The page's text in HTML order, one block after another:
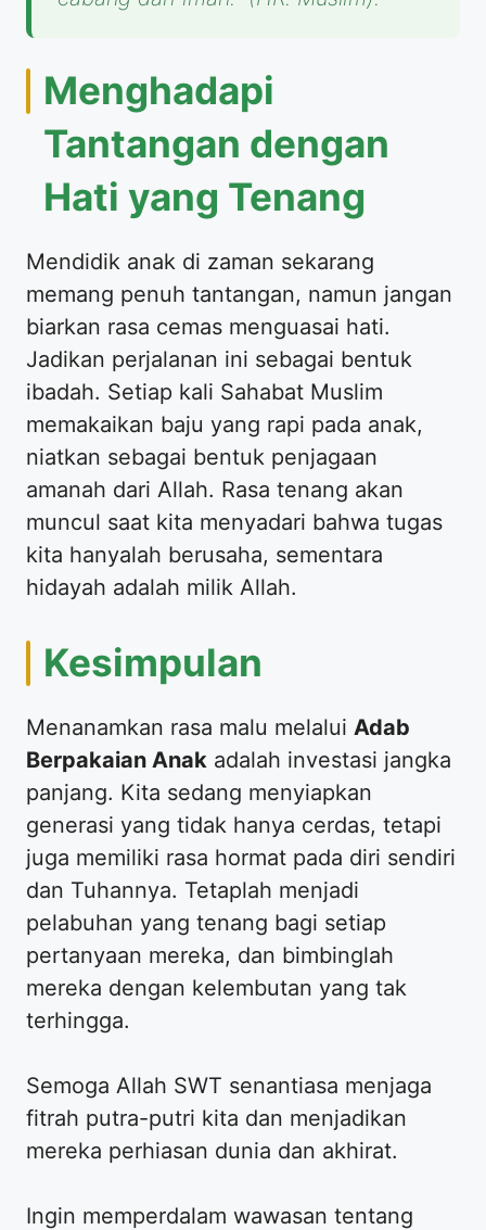
​Menghadapi
Tantangan dengan
Hati yang Tenang
​Mendidik anak di zaman sekarang
memang penuh tantangan, namun jangan
biarkan rasa cemas menguasai hati.
Jadikan perjalanan ini sebagai bentuk
ibadah. Setiap kali Sahabat Muslim
memakaikan baju yang rapi pada anak,
niatkan sebagai bentuk penjagaan
amanah dari Allah. Rasa tenang akan
muncul saat kita menyadari bahwa tugas
kita hanyalah berusaha, sementara
hidayah adalah milik Allah.
​Kesimpulan
​Menanamkan rasa malu melalui Adab
Berpakaian Anak adalah investasi jangka
panjang. Kita sedang menyiapkan
generasi yang tidak hanya cerdas, tetapi
juga memiliki rasa hormat pada diri sendiri
dan Tuhannya. Tetaplah menjadi
pelabuhan yang tenang bagi setiap
pertanyaan mereka, dan bimbinglah
mereka dengan kelembutan yang tak
terhingga.
​Semoga Allah SWT senantiasa menjaga
fitrah putra-putri kita dan menjadikan
mereka perhiasan dunia dan akhirat.
​Ingin memperdalam wawasan tentang